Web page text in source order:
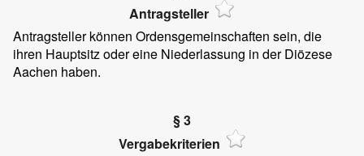
Antragsteller
Antragsteller können Ordensgemeinschaften sein, die
ihren Hauptsitz oder eine Niederlassung in der Diözese
Aachen haben.
§ 3
Vergabekriterien